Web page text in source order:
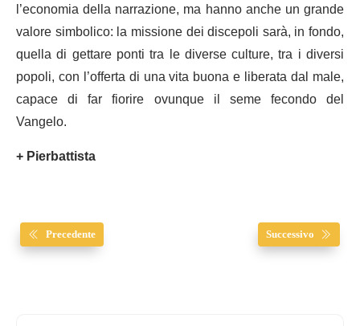
l’economia della narrazione, ma hanno anche un grande
valore simbolico: la missione dei discepoli sarà, in fondo,
quella di gettare ponti tra le diverse culture, tra i diversi
popoli, con l’offerta di una vita buona e liberata dal male,
capace di far fiorire ovunque il seme fecondo del
Vangelo.
+ Pierbattista
Precedente Successivo